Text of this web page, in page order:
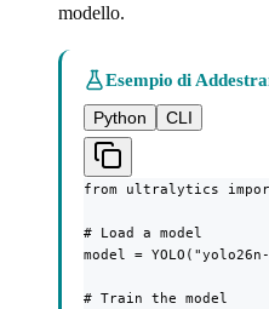
modello.
Esempio di
Python
CLI
from ultralytics import
# Load a model
model =
# Train the model